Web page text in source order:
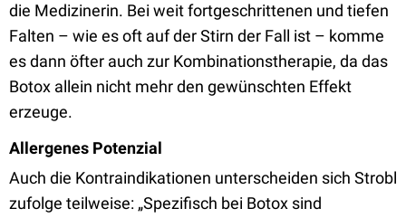
die Medizinerin. Bei weit fortgeschrittenen und tiefen
Falten – wie es oft auf der Stirn der Fall ist – komme
es dann öfter auch zur Kombinationstherapie, da das
Botox allein nicht mehr den gewünschten Effekt
erzeuge.
Allergenes Potenzial
Auch die Kontraindikationen unterscheiden sich Strobl
zufolge teilweise: „Spezifisch bei Botox sind